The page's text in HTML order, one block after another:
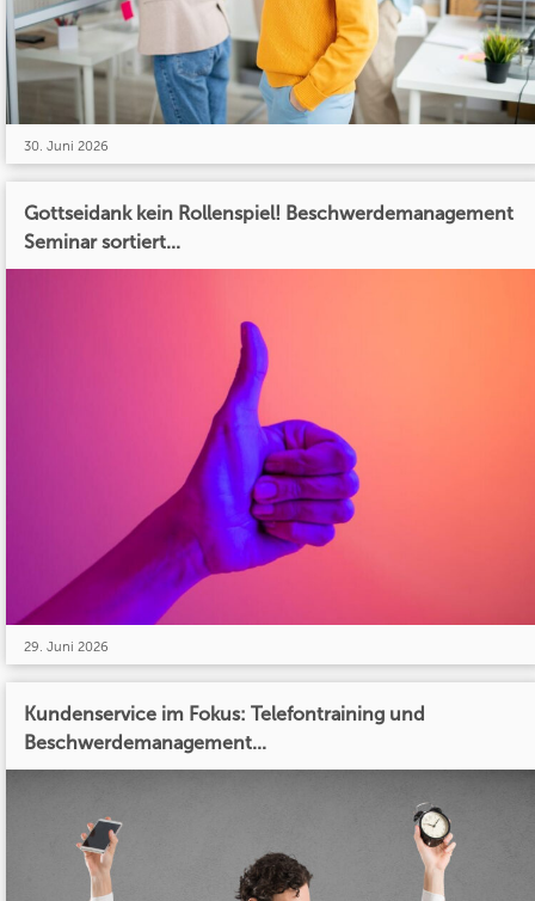
30. Juni 2026
Gottseidank kein Rollenspiel! Beschwerdemanagement
Seminar sortiert...
29. Juni 2026
Kundenservice im Fokus: Telefontraining und
Beschwerdemanagement...